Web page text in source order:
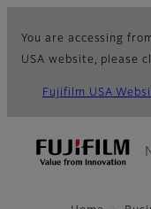
You are accessing
USA website, please
Fujifilm USA